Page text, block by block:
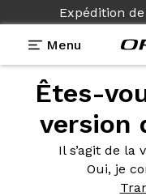
Expédition
Menu
Êtes-
version
Il s’agit de la
Oui, je
Tests des vélos
Le Cycle
Test